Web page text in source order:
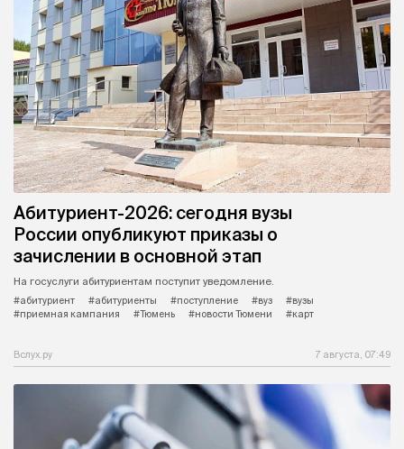
Абитуриент-2026: сегодня вузы
России опубликуют приказы о
зачислении в основной этап
На госуслуги абитуриентам поступит уведомление.
#абитуриент
#абитуриенты #поступление #вуз
#вузы
#приемная кампания
#Тюмень #новости Тюмени #карт
Вслух.ру 7 августа, 07:49